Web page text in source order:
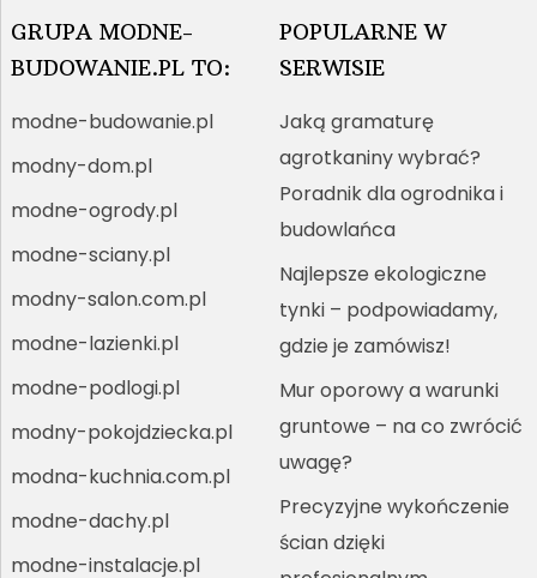
GRUPA MODNE-
BUDOWANIE.PL TO:
modne-budowanie.pl
modny-dom.pl
modne-ogrody.pl
modne-sciany.pl
modny-salon.com.pl
modne-lazienki.pl
modne-podlogi.pl
modny-pokojdziecka.pl
modna-kuchnia.com.pl
modne-dachy.pl
modne-instalacje.pl
POPULARNE W
SERWISIE
Jaką gramaturę
agrotkaniny wybrać?
Poradnik dla ogrodnika i
budowlańca
Najlepsze ekologiczne
tynki – podpowiadamy,
gdzie je zamówisz!
Mur oporowy a warunki
gruntowe – na co zwrócić
uwagę?
Precyzyjne wykończenie
ścian dzięki